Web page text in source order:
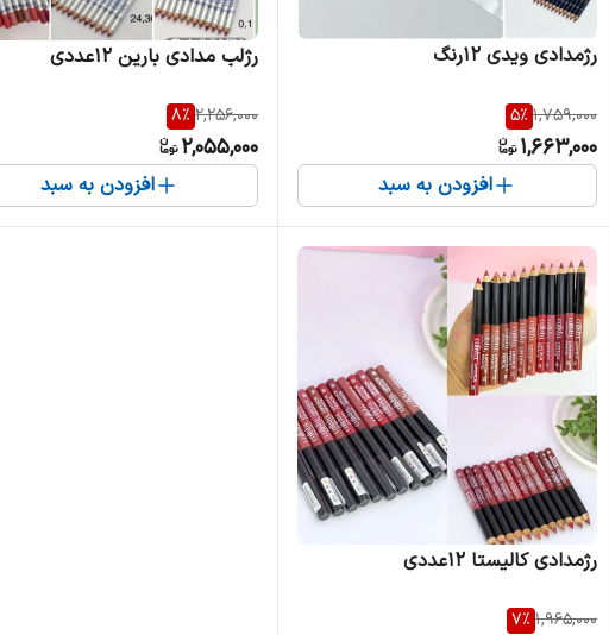
رژمدادی ویدی 12رنگ
1,759,000
5%
1,663,000
افزودن به سبد
رژلب مدادی بارین 12عددی
2,256,000
8%
2,055,000
افزودن به سبد
رژمدادی کالیستا 12عددی
1,965,000
7%